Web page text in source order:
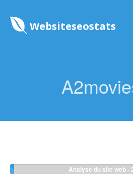
Websiteseostats
Analyse du site web -